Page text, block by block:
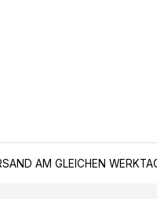
AM GLEICHEN